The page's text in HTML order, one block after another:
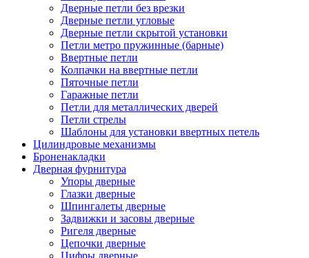
Дверные петли без врезки
Дверные петли угловые
Дверные петли скрытой установки
Петли метро пружинные (барные)
Ввертные петли
Колпачки на ввертные петли
Пяточные петли
Гаражные петли
Петли для металлических дверей
Петли стрелы
Шаблоны для установки ввертных петель
Цилиндровые механизмы
Броненакладки
Дверная фурнитура
Упоры дверные
Глазки дверные
Шпингалеты дверные
Задвижки и засовы дверные
Ригеля дверные
Цепочки дверные
Цифры дверные